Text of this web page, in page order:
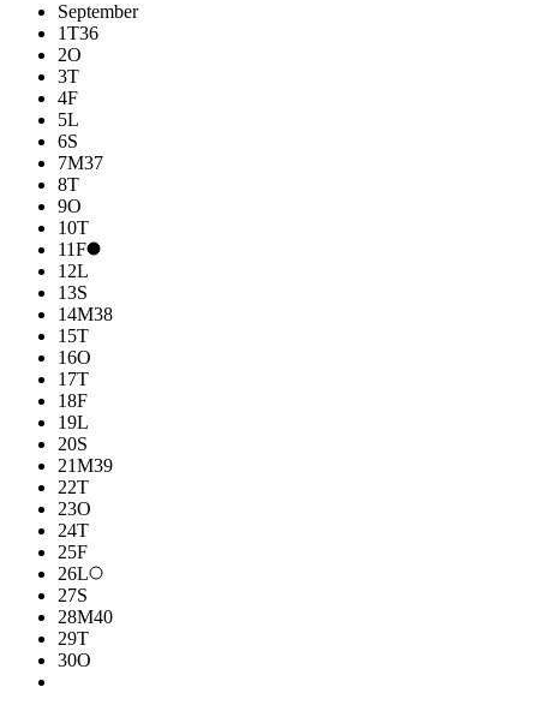
September
1T36
2O
3T
4F
5L
6S
7M37
8T
9O
10T
11F
12L
13S
14M38
15T
16O
17T
18F
19L
20S
21M39
22T
23O
24T
25F
26L
27S
28M40
29T
30O